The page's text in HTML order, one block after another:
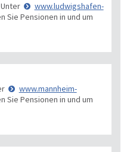
Unter
www.ludwigshafen-
Sie Pensionen in und um
www.mannheim-
Sie Pensionen in und um